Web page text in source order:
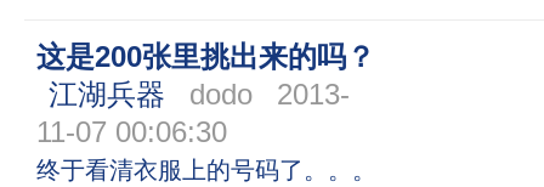
这是200张里挑出来的吗？
江湖兵器
dodo
2013-
11-07 00:06:30
终于看清衣服上的号码了。。。